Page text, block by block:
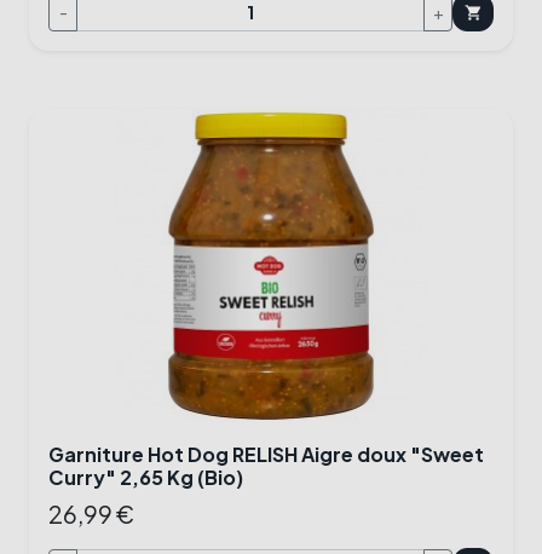
- + shopping_cart
Garniture Hot Dog RELISH Aigre doux "Sweet
Curry" 2,65 Kg (Bio)
26,99 €